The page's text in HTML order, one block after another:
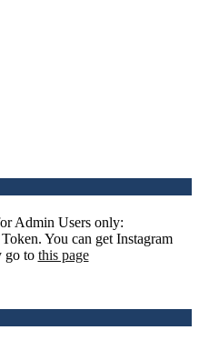
Admin Users only:
You can get Instagram
go to this page